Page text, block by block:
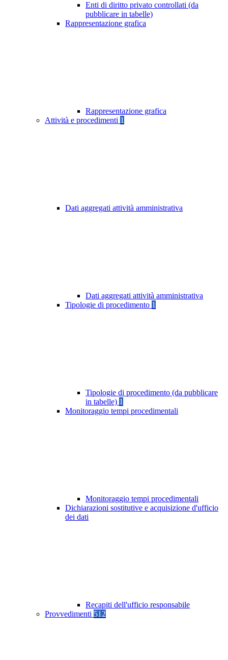
Enti di diritto privato controllati (da
pubblicare in tabelle)
Rappresentazione grafica
Rappresentazione grafica
Attività e procedimenti 1
Dati aggregati attività amministrativa
Dati aggregati attività amministrativa
Tipologie di procedimento 1
Tipologie di procedimento (da pubblicare
in tabelle) 1
Monitoraggio tempi procedimentali
Monitoraggio tempi procedimentali
Dichiarazioni sostitutive e acquisizione d'ufficio
dei dati
Recapiti dell'ufficio responsabile
Provvedimenti 512